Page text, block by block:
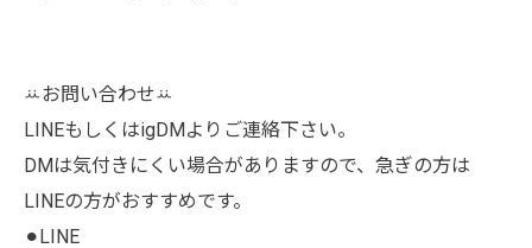
ꕁお問い合わせꕁ
LINEもしくはigDMよりご連絡下さい。
DMは気付きにくい場合がありますので、急ぎの方は
LINEの方がおすすめです。
⚫︎LINE